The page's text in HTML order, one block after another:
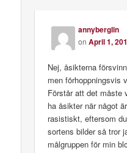
annyberglin
onApril 1,
Nej, åsikterna
men förhoppningsvis
Förstår att det måste
ha åsikter när något
rasistiskt, eftersom
sortens bilder så tror
målgruppen för min